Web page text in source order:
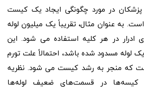
در مورد چگونگی ایجاد یک کیست
به عنوان مثال، تقریباً یک میلیون لوله
ادرار در هر کلیه استفاده می شود. این
لوله مسدود شده باشد، احتمالاً علت تورم
که منجر به رشد کیست می شود. نظریه
در قسمت‌های ضعیف لوله‌ها